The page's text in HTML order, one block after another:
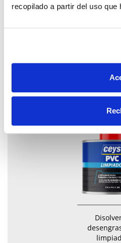
recopilado a partir del uso
Adhesivo
para